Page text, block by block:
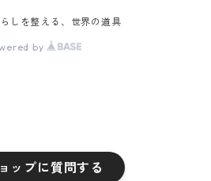
ップに質問する
を整える、世界の道具
by